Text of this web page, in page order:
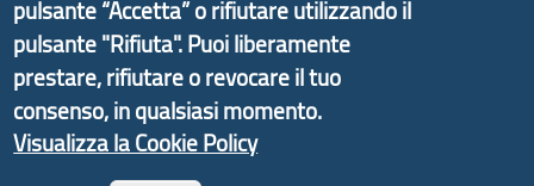
Copyright © 2017 Città metropolitana di Genova |
CF: 80007350103
pulsante “Accetta” o rifiutare utilizzando il
pulsante "Rifiuta". Puoi liberamente
prestare, rifiutare o revocare il tuo
consenso, in qualsiasi momento.
Visualizza la Cookie Policy